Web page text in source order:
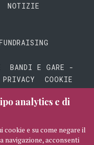
NOTIZIE
BANDI E GARE -
PRIVACY
COOKIE
analytics e di
cookie e su come negare il
navigazione, acconsenti